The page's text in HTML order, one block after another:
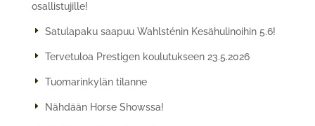
osallistujille!
Satulapaku saapuu Wahlsténin Kesähulinoihin 5.6!
Tervetuloa Prestigen koulutukseen 23.5.2026
Tuomarinkylän tilanne
Nähdään Horse Showssa!